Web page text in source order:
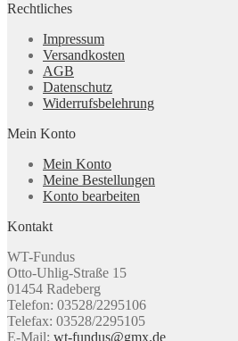
Rechtliches
Impressum
Versandkosten
AGB
Datenschutz
Widerrufsbelehrung
Mein Konto
Mein Konto
Meine Bestellungen
Konto bearbeiten
Kontakt
WT-Fundus
Otto-Uhlig-Straße 15
01454 Radeberg
Telefon: 03528/2295106
Telefax: 03528/2295105
E-Mail: wt-fundus@gmx.de